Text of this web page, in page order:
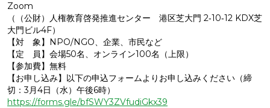
Zoom
（（公財）人権教育啓発推進センター 港区芝大門 2‐10‐12 KDX芝
大門ビル4F）
【対 象】NPO/NGO、企業、市民など
【定 員】会場50名、オンライン100名（上限）
【参加費】無料
【お申し込み】以下の申込フォームよりお申し込みください（締
切：3月4日（水）午後6時）
https://forms.gle/bfSWY3ZVfudiGkx39